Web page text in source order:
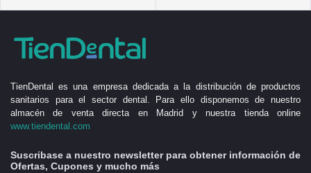
TienDental es una empresa dedicada a la distribución de productos
sanitarios para el sector dental. Para ello disponemos de nuestro
almacén de venta directa en Madrid y nuestra tienda online
www.tiendental.com
Suscribase a nuestro newsletter para obtener información de
Ofertas, Cupones y mucho más